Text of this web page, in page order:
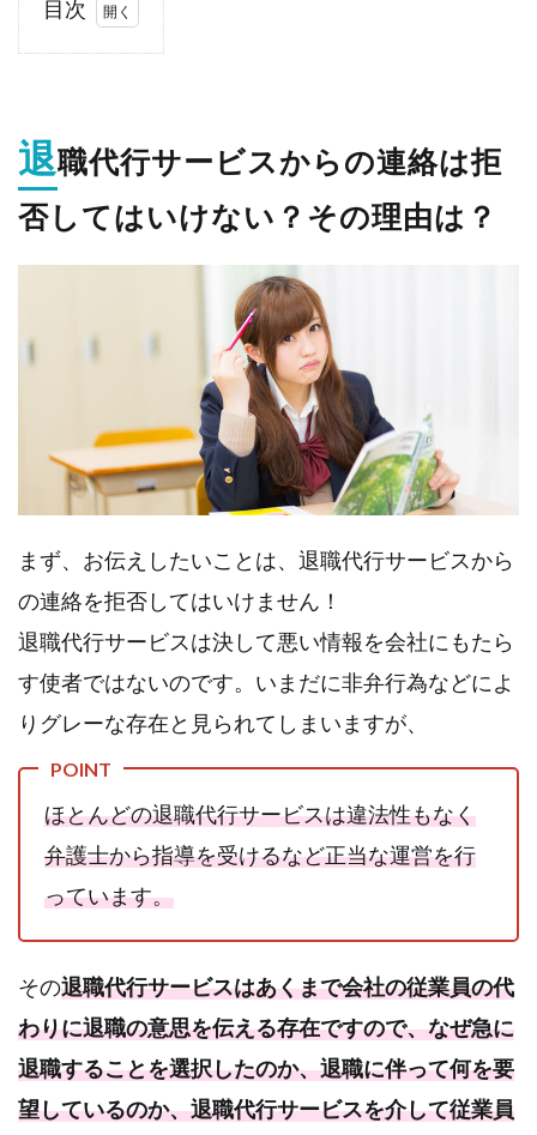
目次
1.
ビス
から
の連
絡は
拒否
ダ
メ！
サー
ビス
拒否
によ
る５
悲劇
2.1.
人と連絡
が筋と退
職代行側
の連絡を
拒否した
結
②直接自
宅訪問を
すれば本
人と話が
できる。
その結
果・・・
退職代行サービスからの連絡は拒
否してはいけない？その理由は？
まず、お伝えしたいことは、退職代行サービスから
の連絡を拒否してはいけません！
退職代行サービスは決して悪い情報を会社にもたら
す使者ではないのです。いまだに非弁行為などによ
りグレーな存在と見られてしまいますが、
ほとんどの退職代行サービスは違法性もなく
弁護士から指導を受けるなど正当な運営を行
っています。
その退職代行サービスはあくまで会社の従業員の代
わりに退職の意思を伝える存在ですので、なぜ急に
退職することを選択したのか、退職に伴って何を要
望しているのか、退職代行サービスを介して従業員